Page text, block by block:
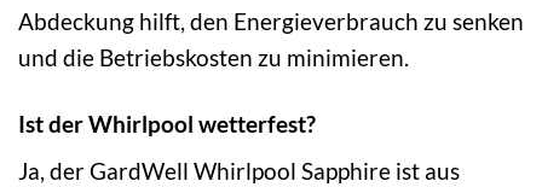
Abdeckung hilft, den Energieverbrauch zu senken
und die Betriebskosten zu minimieren.
Ist der Whirlpool wetterfest?
Ja, der GardWell Whirlpool Sapphire ist aus